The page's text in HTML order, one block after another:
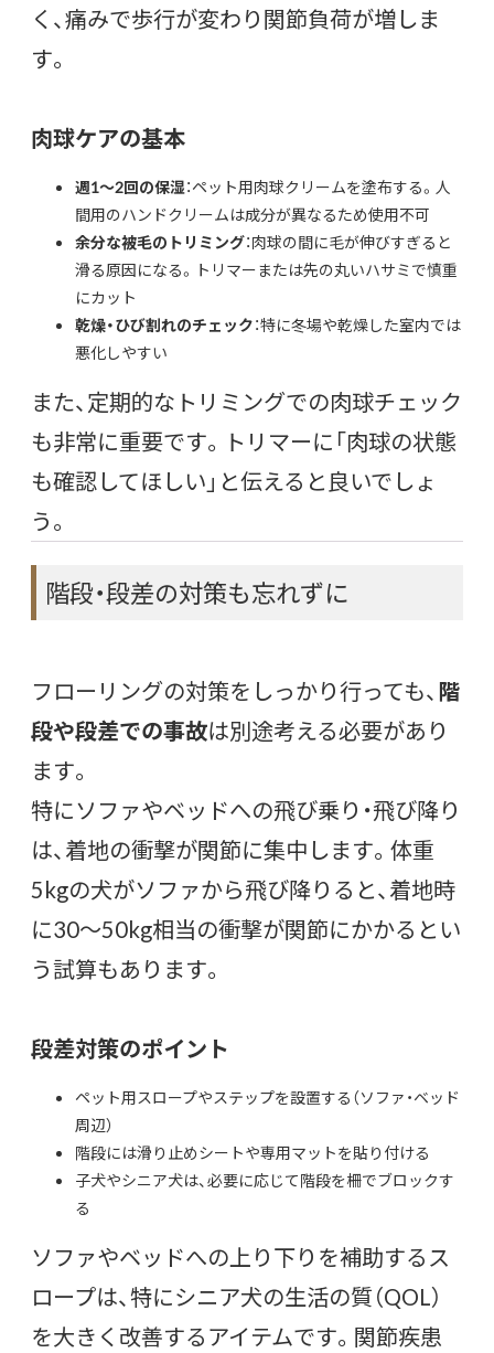
く、痛みで歩行が変わり関節負荷が増しま
す。
肉球ケアの基本
週1〜2回の保湿：ペット用肉球クリームを塗布する。人
間用のハンドクリームは成分が異なるため使用不可
余分な被毛のトリミング：肉球の間に毛が伸びすぎると
滑る原因になる。トリマーまたは先の丸いハサミで慎重
にカット
乾燥・ひび割れのチェック：特に冬場や乾燥した室内では
悪化しやすい
また、定期的なトリミングでの肉球チェック
も非常に重要です。トリマーに「肉球の状態
も確認してほしい」と伝えると良いでしょ
う。
階段・段差の対策も忘れずに
フローリングの対策をしっかり行っても、階
段や段差での事故は別途考える必要があり
ます。
特にソファやベッドへの飛び乗り・飛び降り
は、着地の衝撃が関節に集中します。体重
5kgの犬がソファから飛び降りると、着地時
に30〜50kg相当の衝撃が関節にかかるとい
う試算もあります。
段差対策のポイント
ペット用スロープやステップを設置する（ソファ・ベッド
周辺）
階段には滑り止めシートや専用マットを貼り付ける
子犬やシニア犬は、必要に応じて階段を柵でブロックす
る
ソファやベッドへの上り下りを補助するス
ロープは、特にシニア犬の生活の質（QOL）
を大きく改善するアイテムです。関節疾患